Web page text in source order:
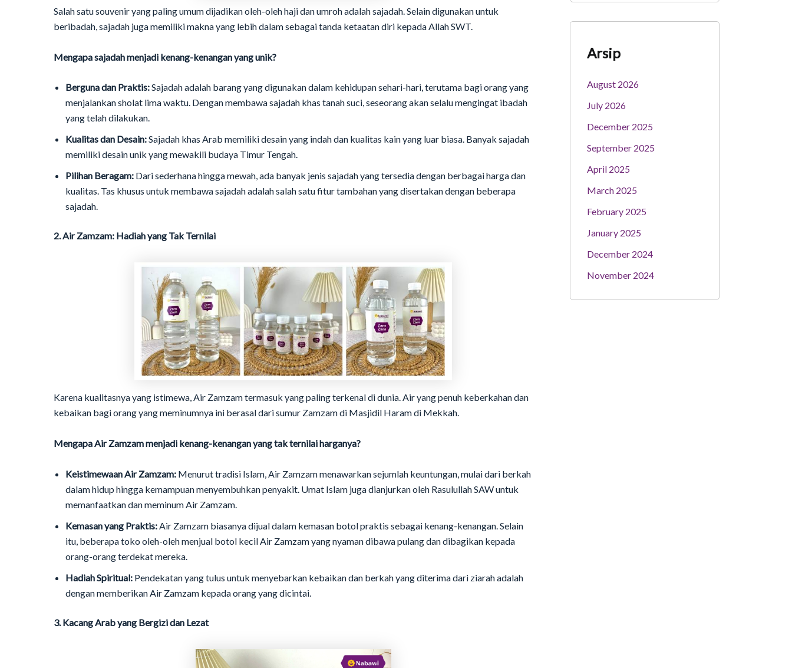
Salah satu souvenir yang paling umum dijadikan oleh-oleh haji dan umroh adalah sajadah. Selain digunakan untuk
beribadah, sajadah juga memiliki makna yang lebih dalam sebagai tanda ketaatan diri kepada Allah SWT.
Mengapa sajadah menjadi kenang-kenangan yang unik?
Berguna dan Praktis:Sajadah adalah barang yang digunakan dalam kehidupan sehari-hari, terutama bagi orang yang
menjalankan sholat lima waktu. Dengan membawa sajadah khas tanah suci, seseorang akan selalu mengingat ibadah
yang telah dilakukan.
Kualitas dan Desain:Sajadah khas Arab memiliki desain yang indah dan kualitas kain yang luar biasa. Banyak sajadah
memiliki desain unik yang mewakili budaya Timur Tengah.
Pilihan Beragam:Dari sederhana hingga mewah, ada banyak jenis sajadah yang tersedia dengan berbagai harga dan
kualitas. Tas khusus untuk membawa sajadah adalah salah satu fitur tambahan yang disertakan dengan beberapa
sajadah.
2. Air Zamzam: Hadiah yang Tak Ternilai
Karena kualitasnya yang istimewa, Air Zamzam termasuk yang paling terkenal di dunia. Air yang penuh keberkahan dan
kebaikan bagi orang yang meminumnya ini berasal dari sumur Zamzam di Masjidil Haram di Mekkah.
Mengapa Air Zamzam menjadi kenang-kenangan yang tak ternilai harganya?
Keistimewaan Air Zamzam:Menurut tradisi Islam, Air Zamzam menawarkan sejumlah keuntungan, mulai dari berkah
dalam hidup hingga kemampuan menyembuhkan penyakit. Umat Islam juga dianjurkan oleh Rasulullah SAW untuk
memanfaatkan dan meminum Air Zamzam.
Kemasan yang Praktis:Air Zamzam biasanya dijual dalam kemasan botol praktis sebagai kenang-kenangan. Selain
itu, beberapa toko oleh-oleh menjual botol kecil Air Zamzam yang nyaman dibawa pulang dan dibagikan kepada
orang-orang terdekat mereka.
Hadiah Spiritual:Pendekatan yang tulus untuk menyebarkan kebaikan dan berkah yang diterima dari ziarah adalah
dengan memberikan Air Zamzam kepada orang yang dicintai.
3. Kacang Arab yang Bergizi dan Lezat
Arsip
August 2026
July 2026
December 2025
September 2025
April 2025
March 2025
February 2025
January 2025
December 2024
November 2024